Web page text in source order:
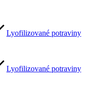
Lyofilizované potraviny
Lyofilizované potraviny